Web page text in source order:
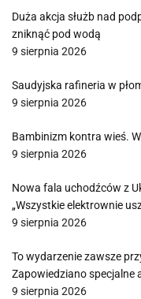
Duża akcja służb nad
zniknąć pod wodą
9 sierpnia 2026
Saudyjska rafineria w
9 sierpnia 2026
Bambinizm kontra wieś.
9 sierpnia 2026
Nowa fala uchodźców z
„Wszystkie elektrownie
9 sierpnia 2026
To wydarzenie zawsze
Zapowiedziano specjalne
9 sierpnia 2026